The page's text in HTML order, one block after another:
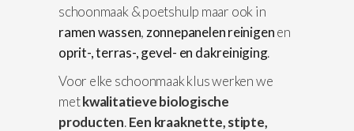
schoonmaak & poetshulp maar ook in
ramen wassen, zonnepanelen reinigenen
oprit-, terras-, gevel- en dakreiniging.
Voor elke schoonmaak klus werken we
metkwalitatieve biologische
producten.Een kraaknette, stipte,